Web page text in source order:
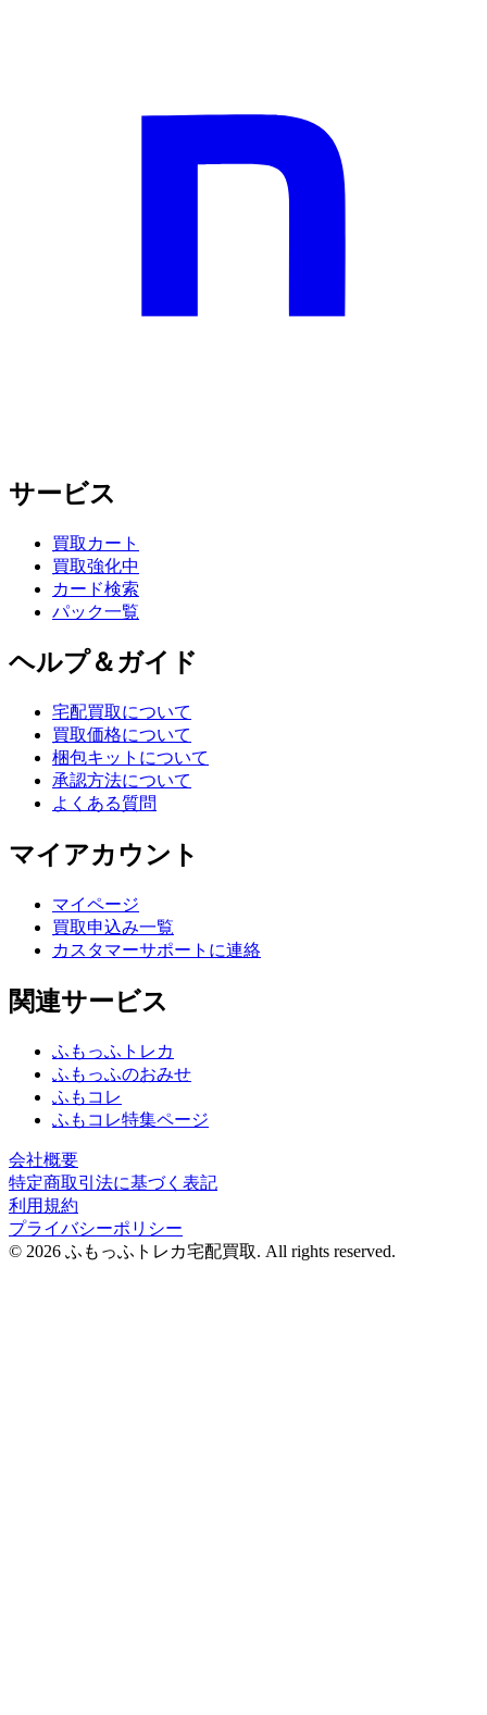
サービス
買取カート
買取強化中
カード検索
パック一覧
ヘルプ＆ガイド
宅配買取について
買取価格について
梱包キットについて
承認方法について
よくある質問
マイアカウント
マイページ
買取申込み一覧
カスタマーサポートに連絡
関連サービス
ふもっふトレカ
ふもっふのおみせ
ふもコレ
ふもコレ特集ページ
会社概要
特定商取引法に基づく表記
利用規約
プライバシーポリシー
© 2026 ふもっふトレカ宅配買取. All rights reserved.